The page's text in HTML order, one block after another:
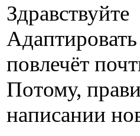
Здравствуйте
повлечёт
Потому,
написании